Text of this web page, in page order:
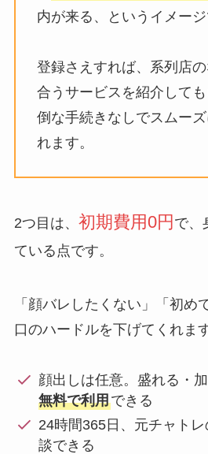
内が来る、というイメージ
登録さえすれば、系列店
合うサービスを紹介して
倒な手続きなしでスムー
れます。
2つ目は、 初期費用0円 で、
ている点です。
「顔バレしたくない」「初め
口のハードルを下げてくれます
顔出しは任意。盛れる・
無料で利用できる
24時間365日、元チャト
談できる